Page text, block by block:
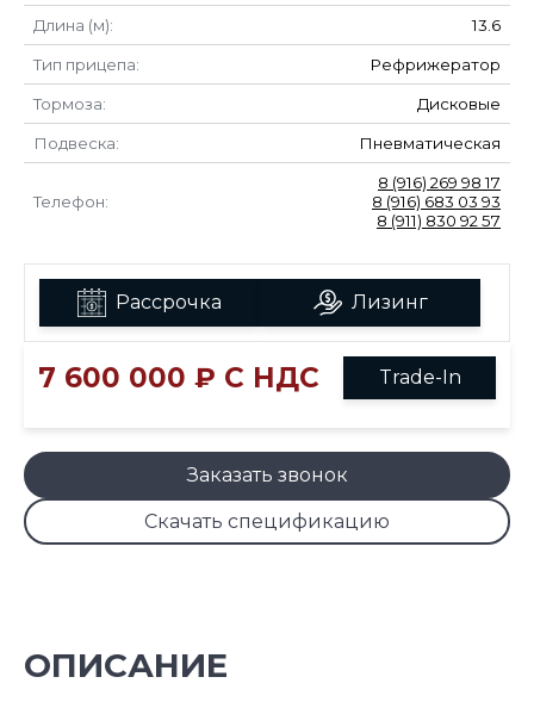
Длина (м): 13.6
Тип прицепа: Рефрижератор
Тормоза: Дисковые
Подвеска: Пневматическая
Телефон:
8 (916) 269 98 17
8 (916) 683 03 93
8 (911) 830 92 57
Рассрочка Лизинг
7 600 000 ₽ С НДС Trade-In
Заказать звонок
Скачать спецификацию
ОПИСАНИЕ